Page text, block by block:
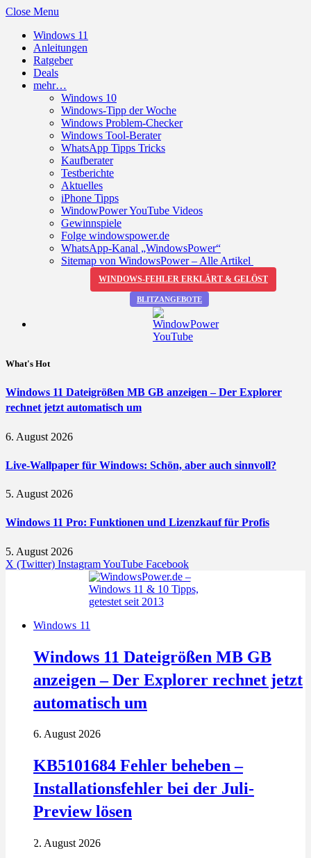
Close Menu
Windows 11
Anleitungen
Ratgeber
Deals
mehr…
Windows 10
Windows-Tipp der Woche
Windows Problem-Checker
Windows Tool-Berater
WhatsApp Tipps Tricks
Kaufberater
Testberichte
Aktuelles
iPhone Tipps
WindowPower YouTube Videos
Gewinnspiele
Folge windowspower.de
WhatsApp-Kanal „WindowsPower“
Sitemap von WindowsPower – Alle Artikel
WINDOWS-FEHLER ERKLÄRT & GELÖST
BLITZANGEBOTE
What's Hot
Windows 11 Dateigrößen MB GB anzeigen – Der Explorer
rechnet jetzt automatisch um
6. August 2026
Live-Wallpaper für Windows: Schön, aber auch sinnvoll?
5. August 2026
Windows 11 Pro: Funktionen und Lizenzkauf für Profis
5. August 2026
X (Twitter) InstagramYouTube Facebook
Windows 11
Windows 11 Dateigrößen MB GB
anzeigen – Der Explorer rechnet jetzt
automatisch um
6. August 2026
KB5101684 Fehler beheben –
Installationsfehler bei der Juli-
Preview lösen
2. August 2026